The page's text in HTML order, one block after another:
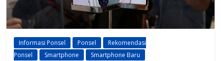
Informasi Ponsel Ponsel
Rekomendasi
Ponsel
Smartphone Smartphone Baru